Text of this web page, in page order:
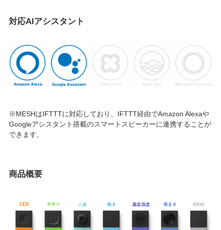
対応AIアシスタント
※MESHはIFTTTに対応しており、IFTTT経由でAmazon Alexaや
Googleアシスタント搭載のスマートスピーカーに連携することが
できます。
商品概要